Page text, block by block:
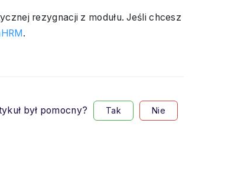
rezygnacji z modułu. Jeśli chcesz
.
Nie
Tak
był pomocny?